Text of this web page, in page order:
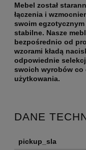
Mebel został
łączenia i
swoim
stabilne. Nasze
bezpośrednio od
wzorami kładą
odpowiednie
swoich wyrobów co
użytkowania.
DANE
pickup_sla